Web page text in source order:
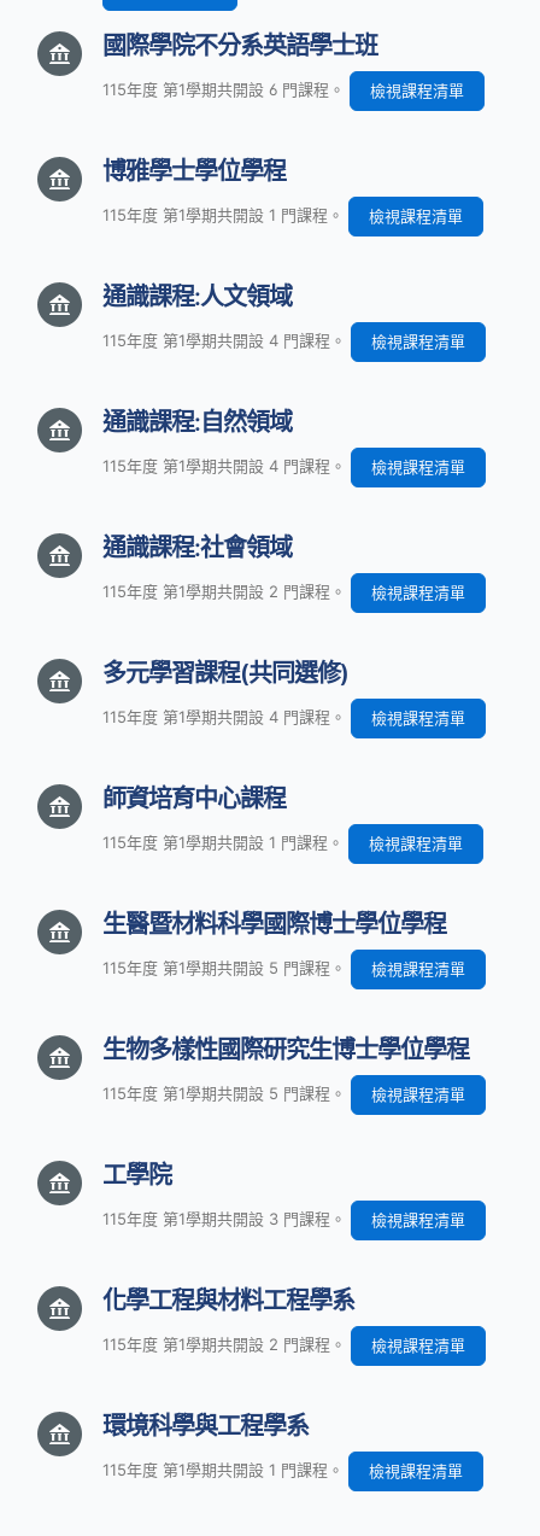
國際學院不分系英語學士班
115年度 第1學期共開設 6 門課程。 檢視課程清單
博雅學士學位學程
115年度 第1學期共開設 1 門課程。 檢視課程清單
通識課程:人文領域
115年度 第1學期共開設 4 門課程。 檢視課程清單
通識課程:自然領域
115年度 第1學期共開設 4 門課程。 檢視課程清單
通識課程:社會領域
115年度 第1學期共開設 2 門課程。 檢視課程清單
多元學習課程(共同選修)
115年度 第1學期共開設 4 門課程。 檢視課程清單
師資培育中心課程
115年度 第1學期共開設 1 門課程。 檢視課程清單
生醫暨材料科學國際博士學位學程
115年度 第1學期共開設 5 門課程。 檢視課程清單
生物多樣性國際研究生博士學位學程
115年度 第1學期共開設 5 門課程。 檢視課程清單
工學院
115年度 第1學期共開設 3 門課程。 檢視課程清單
化學工程與材料工程學系
115年度 第1學期共開設 2 門課程。 檢視課程清單
環境科學與工程學系
115年度 第1學期共開設 1 門課程。 檢視課程清單